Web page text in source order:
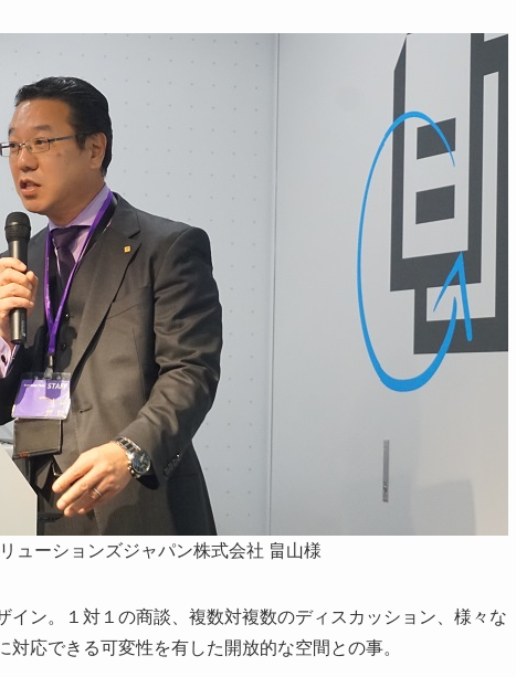
ューションズジャパン株式会社 畠山様
ン。１対１の商談、複数対複数のディスカッション、様々な
応できる可変性を有した開放的な空間との事。